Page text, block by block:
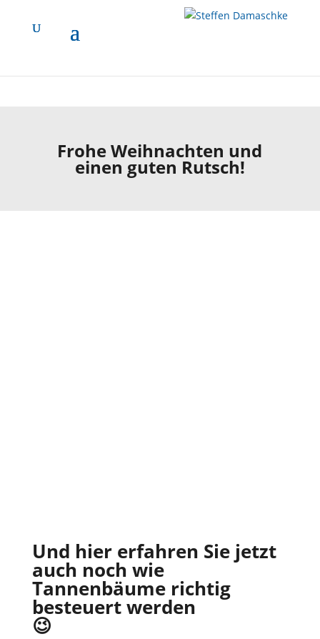
ProvenExpert.com entsperren
ProvenExpert.com immer entsperren
Mehr Informationen
Frohe Weihnachten und
einen guten Rutsch!
Und hier erfahren Sie jetzt
auch noch wie
Tannenbäume richtig
besteuert werden
😉